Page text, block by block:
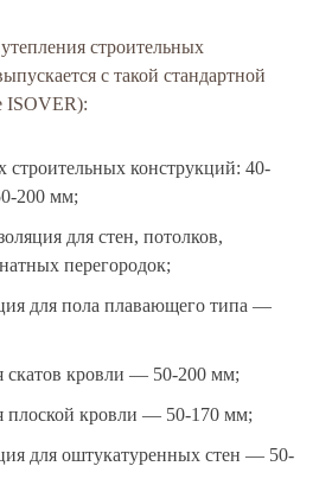
строительных
с такой стандартной
ISOVER):
строительных конструкций: 40-
200 мм;
для стен, потолков,
перегородок;
для пола плавающего типа —
скатов кровли — 50-200 мм;
плоской кровли — 50-170 мм;
для оштукатуренных стен — 50-